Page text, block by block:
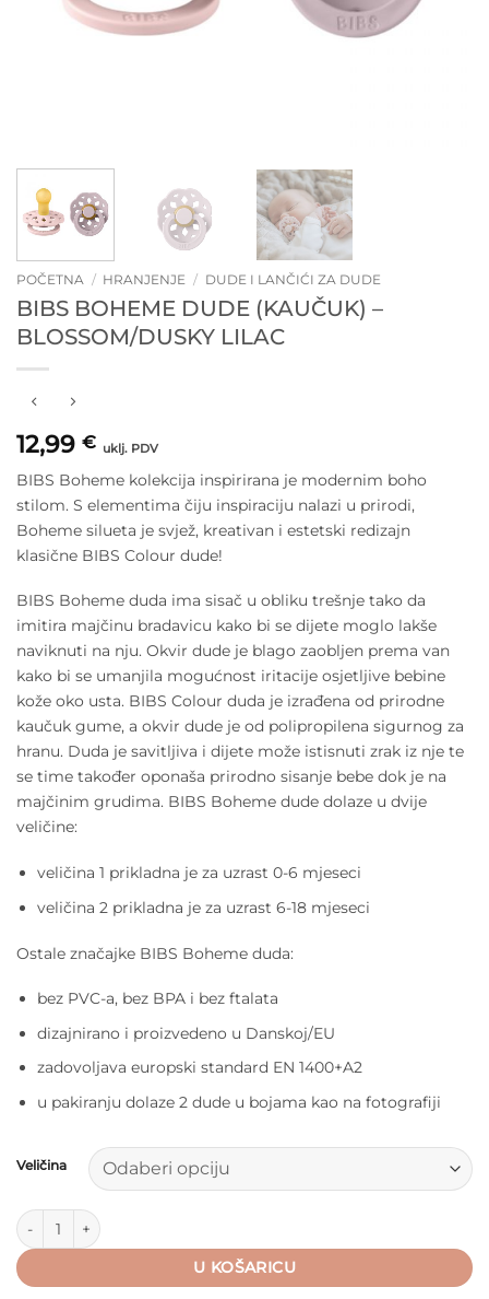
POČETNA / HRANJENJE / DUDE I LANČIĆI ZA DUDE
BIBS BOHEME DUDE (KAUČUK) –
BLOSSOM/DUSKY LILAC
12,99 € uklj. PDV
BIBS Boheme kolekcija inspirirana je modernim boho
stilom. S elementima čiju inspiraciju nalazi u prirodi,
Boheme silueta je svjež, kreativan i estetski redizajn
klasične BIBS Colour dude!
BIBS Boheme duda ima sisač u obliku trešnje tako da
imitira majčinu bradavicu kako bi se dijete moglo lakše
naviknuti na nju. Okvir dude je blago zaobljen prema van
kako bi se umanjila mogućnost iritacije osjetljive bebine
kože oko usta. BIBS Colour duda je izrađena od prirodne
kaučuk gume, a okvir dude je od polipropilena sigurnog za
hranu. Duda je savitljiva i dijete može istisnuti zrak iz nje te
se time također oponaša prirodno sisanje bebe dok je na
majčinim grudima. BIBS Boheme dude dolaze u dvije
veličine:
veličina 1 prikladna je za uzrast 0-6 mjeseci
veličina 2 prikladna je za uzrast 6-18 mjeseci
Ostale značajke BIBS Boheme duda:
bez PVC-a, bez BPA i bez ftalata
dizajnirano i proizvedeno u Danskoj/EU
zadovoljava europski standard EN 1400+A2
u pakiranju dolaze 2 dude u bojama kao na fotografiji
Veličina
BIBS Boheme dude (kaučuk) – Blossom/Dusky Lilac količina
U KOŠARICU